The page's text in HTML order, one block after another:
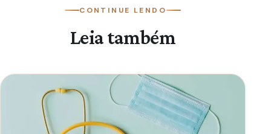
CONTINUE LENDO
Leia também